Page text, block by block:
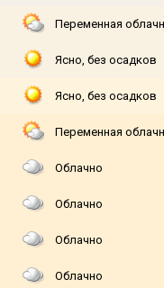
Переменная
Ясно, без осадков
Ясно, без осадков
Переменная
Облачно
Облачно
Облачно
Облачно